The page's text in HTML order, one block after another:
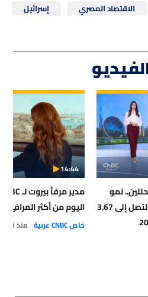
الاقتصاد المصري إسرائيل
نمو
أرباح إعمار العقارية بنسبة 9% لتصل إلى 3.67
14:44
اليوم من أكثر المرافئ
خاص CNBC عربية منذ 23 ساعة